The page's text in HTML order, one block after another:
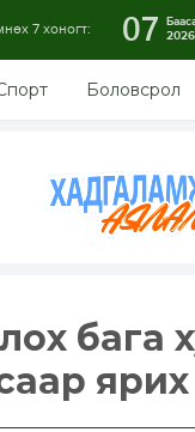
7 хоногт: 07
Боловсрол
бага